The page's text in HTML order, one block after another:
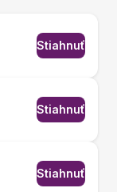
Stiahnuť
Stiahnuť
Stiahnuť